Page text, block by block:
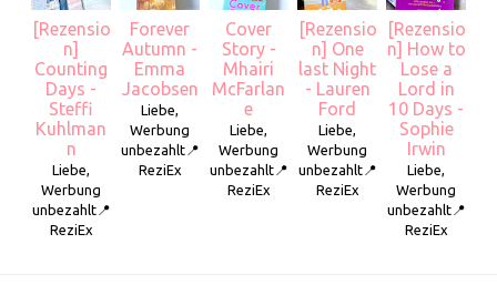
[Rezensio
n]
Counting
Days -
Steffi
Kuhlman
n
Liebe,
Werbung
unbezahlt📍
ReziEx
Forever
Autumn -
Emma
Jacobsen
Liebe,
Werbung
unbezahlt📍
ReziEx
Cover
Story -
Mhairi
McFarlan
e
Liebe,
Werbung
unbezahlt📍
ReziEx
[Rezensio
n] One
last Night
- Lauren
Ford
Liebe,
Werbung
unbezahlt📍
ReziEx
[Rezensio
n] How to
Lose a
Lord in
10 Days -
Sophie
Irwin
Liebe,
Werbung
unbezahlt📍
ReziEx